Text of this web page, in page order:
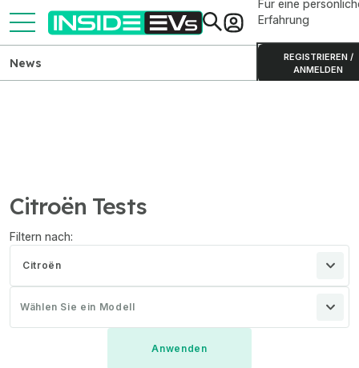
Für eine
Erfahrung
REGISTRIEREN /
ANMELDEN
News
Citroën Tests
Filtern nach:
Citroën
Wählen Sie ein Modell